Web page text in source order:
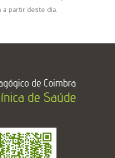
a partir deste dia.